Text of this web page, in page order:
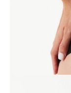
91-341, Łódź, Polska
info@conteshop.pl
Ten produkt nie ma